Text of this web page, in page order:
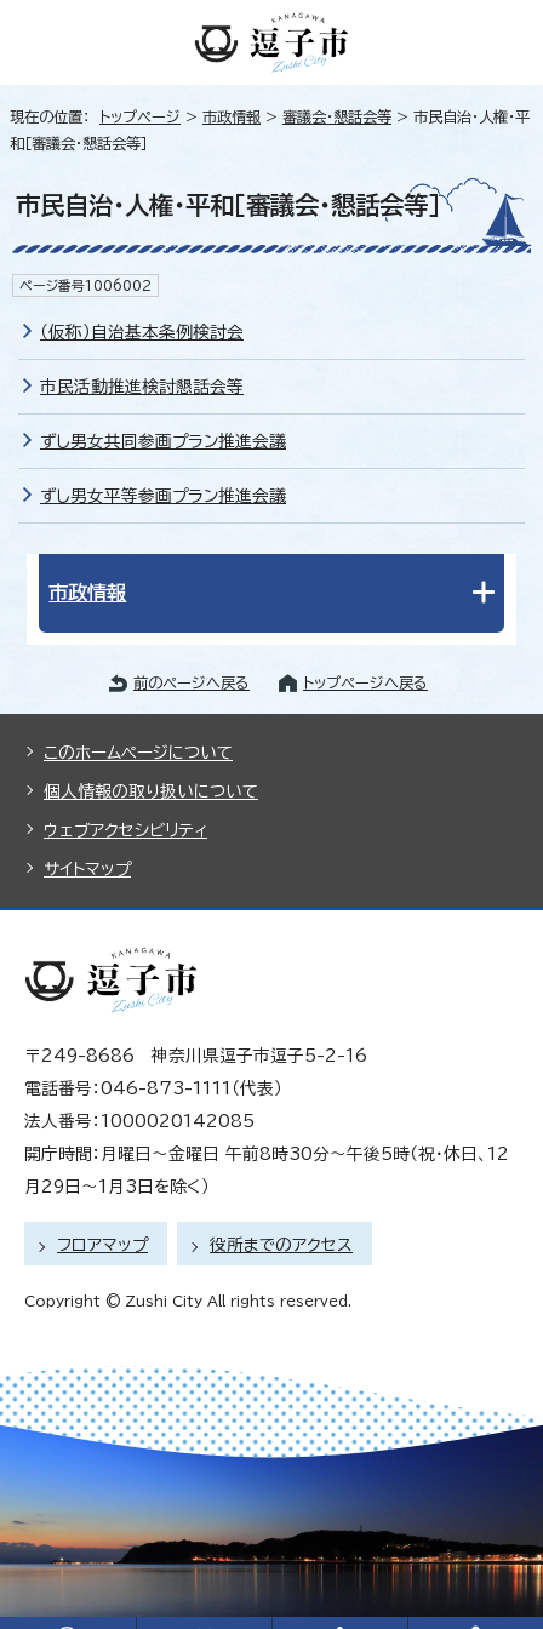
現在の位置： トップページ > 市政情報 > 審議会・懇話会等 > 市民自治・人権・平
和［審議会・懇話会等］
市民自治・人権・平和［審議会・懇話会等］
ページ番号1006002
（仮称）自治基本条例検討会
市民活動推進検討懇話会等
ずし男女共同参画プラン推進会議
ずし男女平等参画プラン推進会議
市政情報
前のページへ戻る トップページへ戻る
このホームページについて
個人情報の取り扱いについて
ウェブアクセシビリティ
サイトマップ
〒249-8686 神奈川県逗子市逗子5-2-16
電話番号：046-873-1111（代表）
法人番号：1000020142085
開庁時間：月曜日～金曜日 午前8時30分～午後5時（祝・休日、12
月29日～1月3日を除く）
フロアマップ 役所までのアクセス
Copyright © Zushi City All rights reserved.